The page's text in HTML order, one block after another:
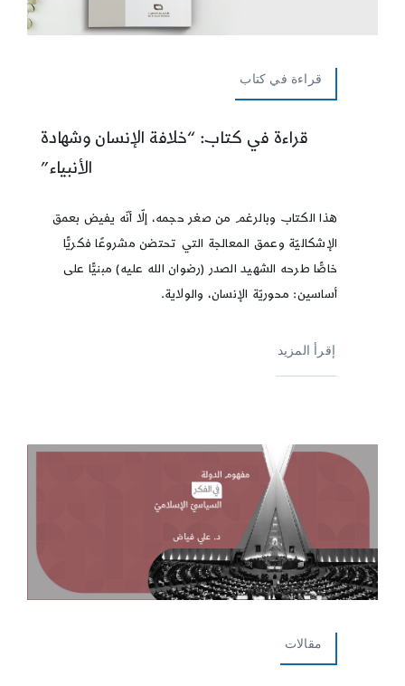
قراءة في كتاب
قراءة في كتاب: “خلافة الإنسان وشهادة
الأنبياء”
هذا الكتاب وبالرغم من صغر حجمه، إلّا أنّه يفيض بعمق
الإشكاليّة وعمق المعالجة التي تحتضن مشروعًا فكريًّا
خاصًّا طرحه الشهيد الصدر (رضوان الله عليه) مبنيًّا على
أساسين: محوريّة الإنسان، والولاية.
إقرأ المزيد
مقالات